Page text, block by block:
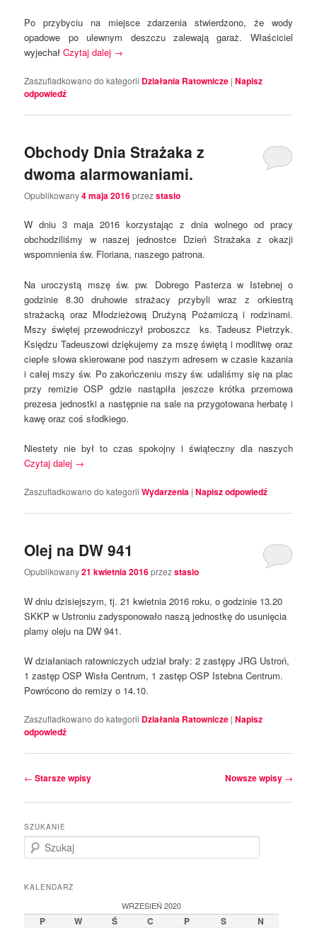
Po przybyciu na miejsce zdarzenia stwierdzono, że wody
opadowe po ulewnym deszczu zalewają garaż. Właściciel
wyjechałCzytaj dalej →
Zaszufladkowano do kategorii Działania Ratownicze | Napisz
odpowiedź
Obchody Dnia Strażaka z
dwoma alarmowaniami.
Opublikowany4 maja 2016przezstasio
W dniu 3 maja 2016 korzystając z dnia wolnego od pracy
obchodziliśmy w naszej jednostce Dzień Strażaka z okazji
wspomnienia św. Floriana, naszego patrona.
Na uroczystą mszę św. pw. Dobrego Pasterza w Istebnej o
godzinie 8.30 druhowie strażacy przybyli wraz z orkiestrą
strażacką oraz Młodzieżową Drużyną Pożarniczą i rodzinami.
Mszy świętej przewodniczył proboszcz ks. Tadeusz Pietrzyk.
Księdzu Tadeuszowi dziękujemy za mszę świętą i modlitwę oraz
ciepłe słowa skierowane pod naszym adresem w czasie kazania
i całej mszy św. Po zakończeniu mszy św. udaliśmy się na plac
przy remizie OSP gdzie nastąpiła jeszcze krótka przemowa
prezesa jednostki a następnie na sale na przygotowana herbatę i
kawę oraz coś słodkiego.
Niestety nie był to czas spokojny i świąteczny dla naszych
Czytaj dalej →
Zaszufladkowano do kategorii Wydarzenia | Napisz odpowiedź
Olej na DW 941
Opublikowany21 kwietnia 2016przezstasio
W dniu dzisiejszym, tj. 21 kwietnia 2016 roku, o godzinie 13.20
SKKP w Ustroniu zadysponowało naszą jednostkę do usunięcia
plamy oleju na DW 941.
W działaniach ratowniczych udział brały: 2 zastępy JRG Ustroń,
1 zastęp OSP Wisła Centrum, 1 zastęp OSP Istebna Centrum.
Powrócono do remizy o 14.10.
Zaszufladkowano do kategorii Działania Ratownicze | Napisz
odpowiedź
Nawigacja
wpisach
← Starsze wpisy Nowsze wpisy →
SZUKANIE
z
k
KALENDARZ
WRZESIEŃ 2020
P W Ś C P S N